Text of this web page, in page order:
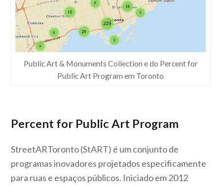
Public Art & Monuments Collection e do Percent for
Public Art Program em Toronto
Percent for Public Art Program
StreetARToronto (StART) é um conjunto de
programas inovadores projetados especificamente
para ruas e espaços públicos. Iniciado em 2012